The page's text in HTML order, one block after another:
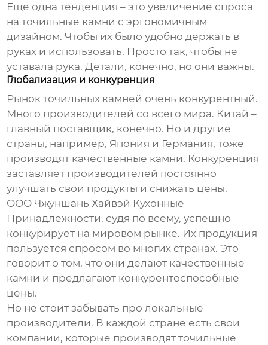
Еще одна тенденция – это увеличение спроса
наточильные камни с эргономичным
дизайном. Чтобы их было удобно держать в
руках и использовать. Просто так, чтобы не
уставала рука. Детали, конечно, но они важны.
Глобализация и конкуренция
Рынокточильных камней очень конкурентный.
Много производителей со всего мира. Китай –
главный поставщик, конечно. Но и другие
страны, например, Япония и Германия, тоже
производят качественные камни. Конкуренция
заставляет производителей постоянно
улучшать свои продукты и снижать цены.
ООО Чжуншань Хайвэй Кухонные
Принадлежности, судя по всему, успешно
конкурирует на мировом рынке. Их продукция
пользуется спросом во многих странах. Это
говорит о том, что они делают качественные
камни и предлагают конкурентоспособные
цены.
Но не стоит забывать про локальные
производители. В каждой стране есть свои
компании, которые производятточильные